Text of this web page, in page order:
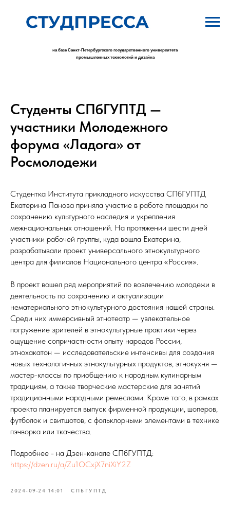
на базе Санкт-Петербургского государственного университета
промышленных технологий и дизайна
Студенты СПбГУПТД —
участники Молодежного
форума «Ладога» от
Росмолодежи
Студентка Института прикладного искусства СПбГУПТД
Екатерина Панова приняла участие в работе площадки по
сохранению культурного наследия и укрепления
межнациональных отношений. На протяжении шести дней
участники рабочей группы, куда вошла Екатерина,
разрабатывали проект универсального этнокультурного
центра для филиалов Национального центра «Россия».
В проект вошел ряд мероприятий по вовлечению молодежи в
деятельность по сохранению и актуализации
нематериального этнокультурного достояния нашей страны.
Среди них иммерсивный этнотеатр — увлекательное
погружение зрителей в этнокультурные практики через
ощущение сопричастности опыту народов России,
этнохакатон — исследовательские интенсивы для создания
новых технологичных этнокультурных продуктов, этнокухня —
мастер-классы по приобщению к народным кулинарным
традициям, а также творческие мастерские для занятий
традиционными народными ремеслами. Кроме того, в рамках
проекта планируется выпуск фирменной продукции, шоперов,
футболок и свитшотов, с фольклорными элементами в технике
пэчворка или ткачества.
Подробнее - на Дзен-канале СПбГУПТД:
https://dzen.ru/a/Zu1OCxjX7niXiY2Z
2024-09-24 14:01 СПБГУПТД